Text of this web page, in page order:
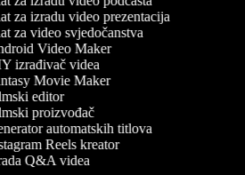
za izradu video prezentacija
za video svjedočanstva
Video Maker
izrađivač videa
Movie Maker
editor
proizvođač
automatskih titlova
Reels kreator
Q&A videa